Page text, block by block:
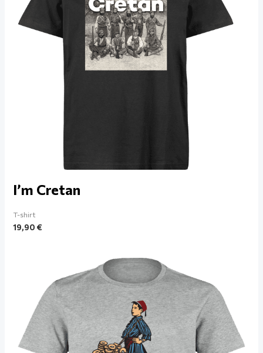
I’m Cretan
T-shirt
19,90€